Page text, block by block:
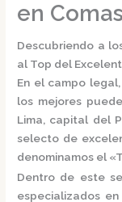
en Comas
Descubriendo a
al Top del
En el campo
los mejores
Lima, capital del
selecto de
denominamos el
Dentro de este
especializados en